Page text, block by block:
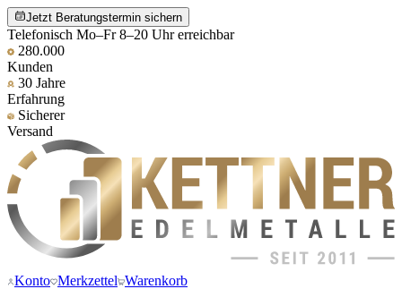
Jetzt Beratungstermin sichern
Telefonisch Mo–Fr 8–20 Uhr erreichbar
280.000
Kunden
30 Jahre
Erfahrung
Sicherer
Versand
Konto Merkzettel Warenkorb